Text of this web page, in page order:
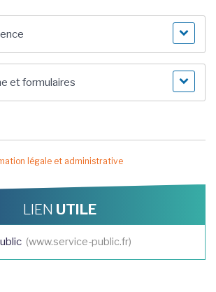
et formulaires
légale et administrative
LIEN UTILE
www.service-public.fr